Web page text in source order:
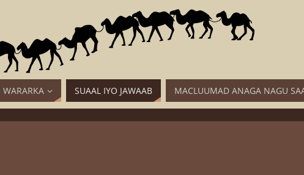
WARARKA SUAAL IYO JAWAAB MACLUUMAD ANAGA NAGU